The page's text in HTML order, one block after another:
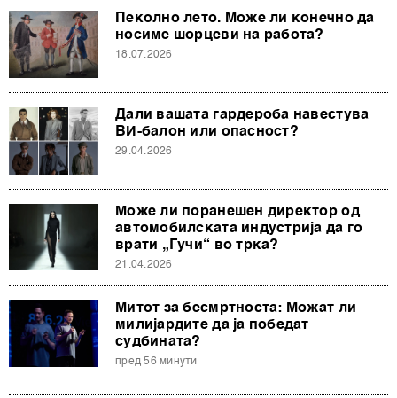
Пеколно лето. Може ли конечно да
носиме шорцеви на работа?
18.07.2026
Дали вашата гардероба навестува
ВИ-балон или опасност?
29.04.2026
Може ли поранешен директор од
автомобилската индустрија да го
врати „Гучи“ во трка?
21.04.2026
Митот за бесмртноста: Можат ли
милијардите да ја победат
судбината?
пред 56 минути